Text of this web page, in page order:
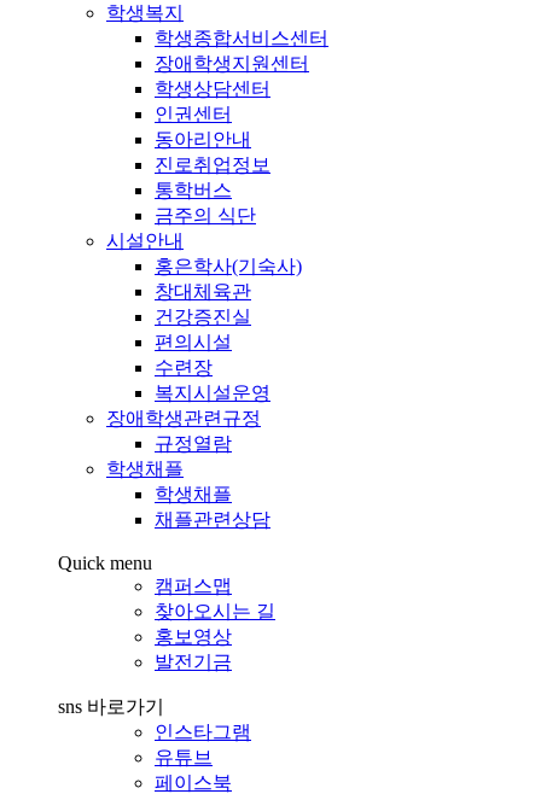
학생복지
학생종합서비스센터
장애학생지원센터
학생상담센터
인권센터
동아리안내
진로취업정보
통학버스
금주의 식단
시설안내
홍은학사(기숙사)
창대체육관
건강증진실
편의시설
수련장
복지시설운영
장애학생관련규정
규정열람
학생채플
학생채플
채플관련상담
Quick menu
캠퍼스맵
찾아오시는 길
홍보영상
발전기금
sns 바로가기
인스타그램
유튜브
페이스북